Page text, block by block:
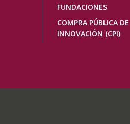
FUNDACIONES
COMPRA PÚBLICA DE
INNOVACIÓN (CPI)